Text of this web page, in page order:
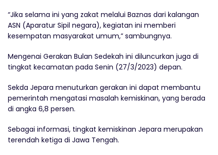
“Jika selama ini yang zakat melalui Baznas dari kalangan
ASN (Aparatur Sipil negara), kegiatan ini memberi
kesempatan masyarakat umum,” sambungnya.
Mengenai Gerakan Bulan Sedekah ini diluncurkan juga di
tingkat kecamatan pada Senin (27/3/2023) depan.
Sekda Jepara menuturkan gerakan ini dapat membantu
pemerintah mengatasi masalah kemiskinan, yang berada
di angka 6,8 persen.
Sebagai informasi, tingkat kemiskinan Jepara merupakan
terendah ketiga di Jawa Tengah.